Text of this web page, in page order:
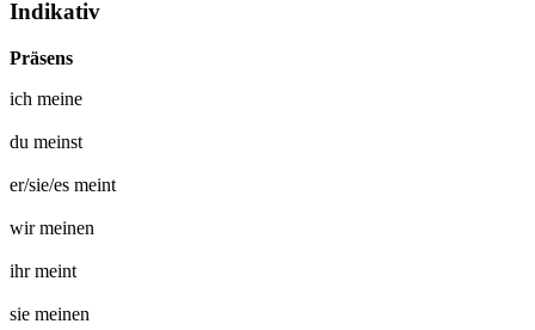
Indikativ
Präsens
ich meine
du meinst
er/sie/es meint
wirmeinen
ihrmeint
sie meinen